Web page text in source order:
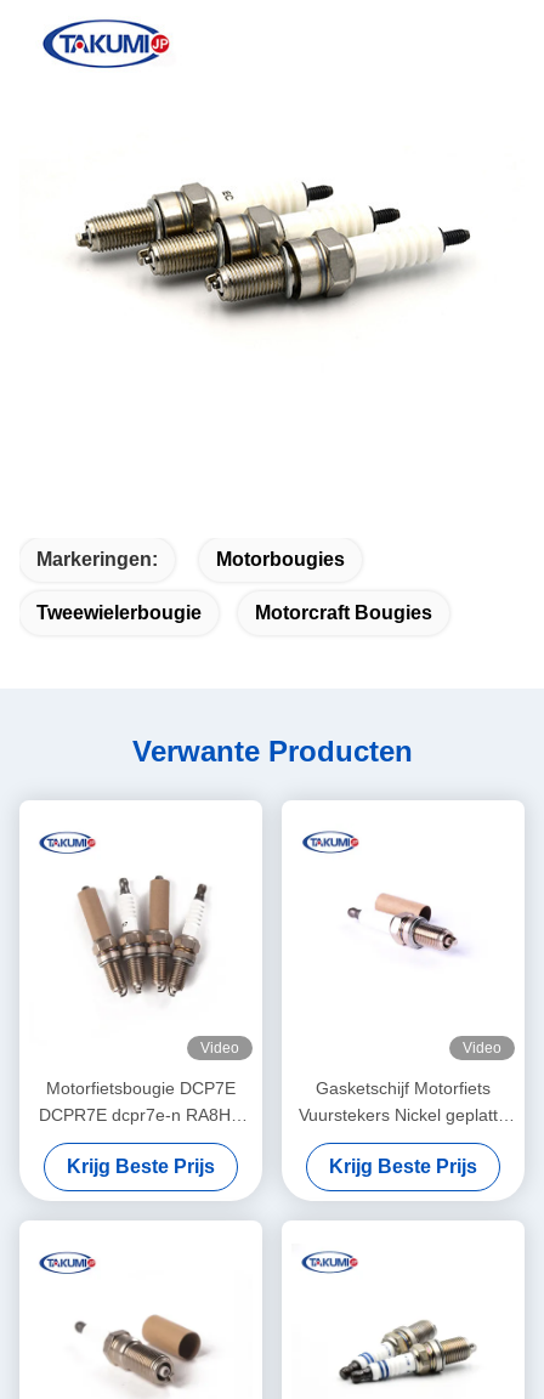
Markeringen: Motorbougies
Tweewielerbougie Motorcraft Bougies
Verwante Producten
Video
Motorfietsbougie DCP7E
DCPR7E dcpr7e-n RA8HC
RA6HC voor de Motorboot,
Go-kart, Wilde Motorfiets
Krijg Beste Prijs
Video
Gasketschijf Motorfiets
Vuurstekers Nickel geplatte
elektrode voor 90CC 70CC
Krijg Beste Prijs